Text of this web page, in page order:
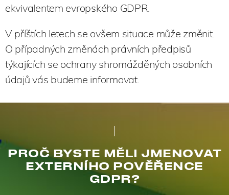
ekvivalentem evropského GDPR.
V příštích letech se ovšem situace může změnit.
O případných změnách právních předpisů
týkajících se ochrany shromážděných osobních
údajů vás budeme informovat.
PROČ BYSTE MĚLI JMENOVAT
EXTERNÍHO POVĚŘENCE
GDPR?